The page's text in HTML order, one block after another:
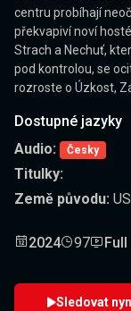
centru probíhají
překvapiví noví
Strach a Nechuť,
pod kontrolou, se
rozroste o Úzkost,
Dostupné jazyky
Audio:
Česky
Titulky:
Země původu:
2024 97 Full
Sledovat